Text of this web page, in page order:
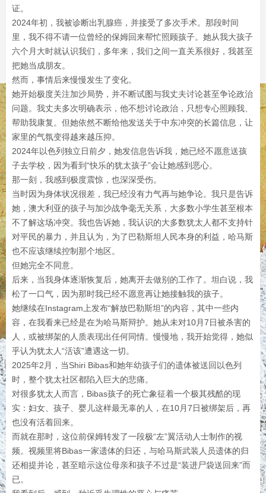
证。
2024年初，我被诊断出乳腺癌，并接受了多次手术。那段时间
里，我不得不请一位曾经的保姆回来帮忙照顾孩子。她从我大孩子
六个月大时就认识我们，多年来，我们之间一直关系很好，我甚至
把她当成朋友。
然而，事情后来慢慢发生了变化。
她开始极度关注加沙局势，并不断试图与我丈夫讨论甚至争论政治
问题。我丈夫多次明确表示，他不想讨论政治，只想专心照顾我、
帮助我康复。但她依然不断给他发送关于中东冲突的长篇信息，让
家里的气氛变得越来越压抑。
2024年以色列独立日前夕，她发信息告诉我，她已经不愿意送孩
子去学校，因为看到“快乐的犹太孩子”会让她感到恶心。
那一刻，我感到极度震惊，也深深受伤。
当时因为身体状况很差，我已经没有力气再与她争论。我只是告诉
她，澳大利亚的孩子与加沙战争毫无关系，大多数小学生甚至根本
不了解这场冲突。我也告诉她，我认识的大多数犹太人都不支持针
对平民的暴力，并且认为，为了巴勒斯坦人民本身的利益，哈马斯
也不应该继续控制那个地区。
但她完全不同意。
后来，当我身体逐渐恢复后，她离开去做别的工作了。坦白说，我
松了一口气，因为那时我已经不愿意再让她接触我的孩子。
她继续在Instagram上发布“解放巴勒斯坦”的内容，其中一些内
容，在我看来已经是在为哈马斯辩护。她从未对10月7日被杀害的
人，或被绑架的人质表现出任何同情。慢慢地，我开始觉得，她似
乎认为犹太人“活该”遭遇这一切。
2025年2月，当Shiri Bibas和她年幼孩子们的遗体被送回以色列
时，整个犹太社区都陷入巨大的悲痛。
对很多犹太人而言，Bibas孩子的死亡象征着一个极其残酷的现
实：妇女、孩子、婴儿这样最无辜的人，在10月7日被绑架后，再
也没有活着回来。
而就在那时，这位前保姆转发了一段极“左”翼活动人士制作的视
频。视频里将Bibas一家遗体的归还，与哈马斯武装人员遗体的归
还相提并论，甚至暗示这位母亲和孩子不过是“装进尸袋送回来”而
已。